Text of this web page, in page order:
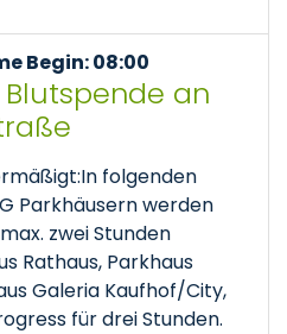
Begin: 08:00
Blutspende an
folgenden
Parkhäusern werden
zwei Stunden
Rathaus, Parkhaus
Galeria Kaufhof/City,
für drei Stunden.